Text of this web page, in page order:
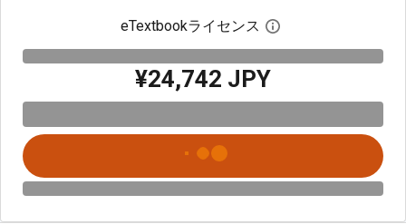
eTextbookライセンス デジタルライセン
¥24,742 JPY